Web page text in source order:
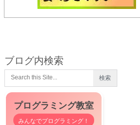
ブログ内検索
プログラミング教室
みんなでプログラミング！